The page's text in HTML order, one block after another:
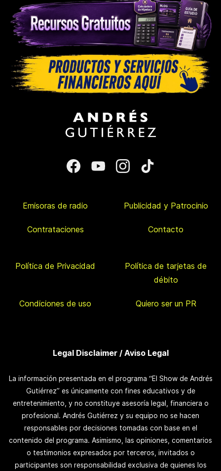
Emisoras de radio Publicidad y Patrocinio
Contrataciones Contacto
Política de Privacidad
Política de tarjetas de
débito
Condiciones de uso Quiero ser un PR
Legal Disclaimer / Aviso Legal
La información presentada en el programa “El Show de Andrés
Gutiérrez” es únicamente con fines educativos y de
entretenimiento, y no constituye asesoría legal, financiera o
profesional. Andrés Gutiérrez y su equipo no se hacen
responsables por decisiones tomadas con base en el
contenido del programa. Asimismo, las opiniones, comentarios
o testimonios expresados por terceros, invitados o
participantes son responsabilidad exclusiva de quienes los